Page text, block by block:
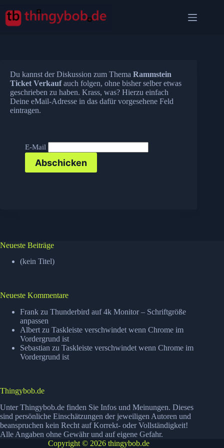
Inhalt
springen
Du kannst der Diskussion zum Thema Rammstein
Ticket Verkaufauch folgen, ohne bisher selber etwas
geschrieben zu haben. Krass, was? Hierzu einfach
Deine eMail-Adresse in das dafür vorgesehene Feld
eintragen.
E-Mail
Neueste Beiträge
(kein Titel)
Neueste Kommentare
Frank zu Thunderbird auf 4k Monitor – Schriftgröße
anpassen
Albert zu Taskleiste verschwindet wenn Chrome im
Vordergrund ist
Sebastian zu Taskleiste verschwindet wenn Chrome im
Vordergrund ist
Thingybob.de
Unter Thingybob.de finden Sie Infos und Meinungen. Dieses
sind persönliche Einschätzungen der jeweiligen Autoren und
beanspruchen kein Recht auf Korrekt- oder Vollständigkeit!
Alle Angaben ohne Gewähr und auf eigene Gefahr.
Copyright © 2026 thingybob.de